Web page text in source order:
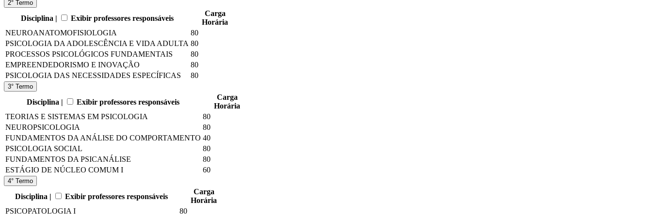
2° Termo
Disciplina | Exibir professores responsáveis
Carga
Horária
NEUROANATOMOFISIOLOGIA
80
PSICOLOGIA DA ADOLESCÊNCIA E VIDA ADULTA 80
PROCESSOS PSICOLÓGICOS FUNDAMENTAIS
80
EMPREENDEDORISMO E INOVAÇÃO
80
PSICOLOGIA DAS NECESSIDADES ESPECÍFICAS
80
3° Termo
Disciplina | Exibir professores responsáveis
Carga
Horária
TEORIAS E SISTEMAS EM PSICOLOGIA
80
NEUROPSICOLOGIA
80
FUNDAMENTOS DA ANÁLISE DO COMPORTAMENTO 40
PSICOLOGIA SOCIAL
80
FUNDAMENTOS DA PSICANÁLISE
80
ESTÁGIO DE NÚCLEO COMUM I
60
4° Termo
Disciplina | Exibir professores responsáveis
Carga
Horária
PSICOPATOLOGIA I
80